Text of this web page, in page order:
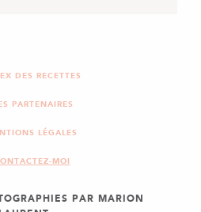
DES RECETTES
PARTENAIRES
LÉGALES
MOI
PAR MARION